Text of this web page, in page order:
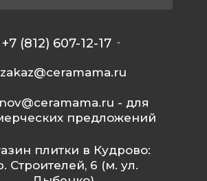
+7 (812) 607-12-17
zakaz@ceramama.ru
- для
предложений
плитки в Кудрово:
Строителей, 6 (м. ул.